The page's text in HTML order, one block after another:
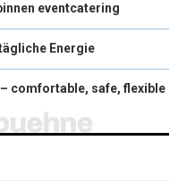
eventcatering
Energie
comfortable, safe, flexible